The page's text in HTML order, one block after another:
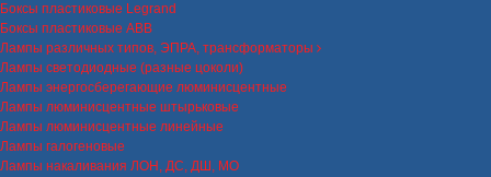
Боксы пластиковые Legrand
Боксы пластиковые ABB
Лампы различных типов, ЭПРА, трансформаторы
Лампы светодиодные (разные цоколи)
Лампы энергосберегающие люминисцентные
Лампы люминисцентные штырьковые
Лампы люминисцентные линейные
Лампы галогеновые
Лампы накаливания ЛОН, ДС, ДШ, МО